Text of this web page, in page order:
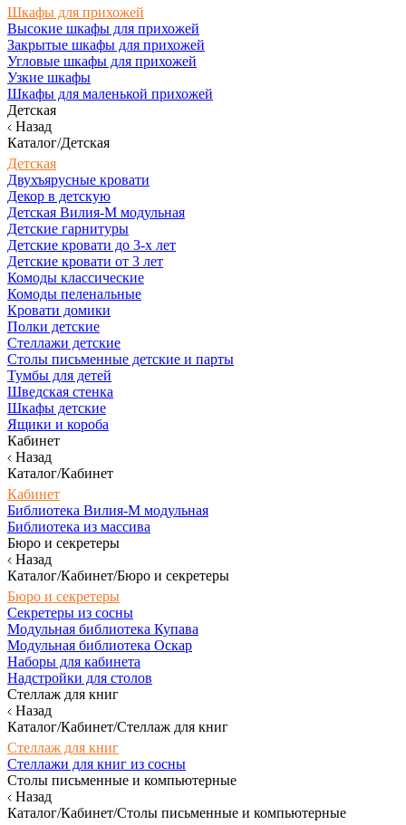
Шкафы для прихожей
Высокие шкафы для прихожей
Закрытые шкафы для прихожей
Угловые шкафы для прихожей
Узкие шкафы
Шкафы для маленькой прихожей
Детская
Назад
Каталог/Детская
Детская
Двухъярусные кровати
Декор в детскую
Детская Вилия-М модульная
Детские гарнитуры
Детские кровати до 3-х лет
Детские кровати от 3 лет
Комоды классические
Комоды пеленальные
Кровати домики
Полки детские
Стеллажи детские
Столы письменные детские и парты
Тумбы для детей
Шведская стенка
Шкафы детские
Ящики и короба
Кабинет
Назад
Каталог/Кабинет
Кабинет
Библиотека Вилия-М модульная
Библиотека из массива
Бюро и секретеры
Назад
Каталог/Кабинет/Бюро и секретеры
Бюро и секретеры
Секретеры из сосны
Модульная библиотека Купава
Модульная библиотека Оскар
Наборы для кабинета
Надстройки для столов
Стеллаж для книг
Назад
Каталог/Кабинет/Стеллаж для книг
Стеллаж для книг
Стеллажи для книг из сосны
Столы письменные и компьютерные
Назад
Каталог/Кабинет/Столы письменные и компьютерные